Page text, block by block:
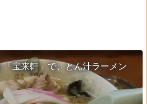
「宝来軒」で、とん汁ラーメン